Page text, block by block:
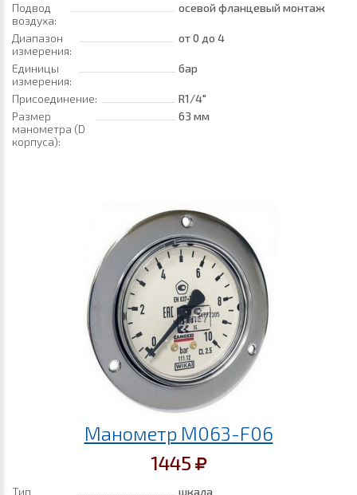
Подвод
воздуха:
осевой фланцевый монтаж
Диапазон
измерения:
от 0 до 4
Единицы
измерения:
бар
Присоединение:
R1/4"
Размер
манометра (D
корпуса):
63 мм
Манометр M063-F06
1445
Тип
шкала